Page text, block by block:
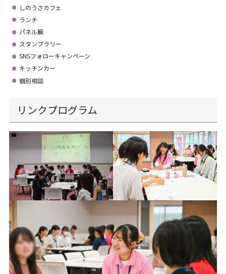
しのうさカフェ
ランチ
パネル展
スタンプラリー
SNSフォローキャンペーン
キッチンカー
個別相談
リンクプログラム